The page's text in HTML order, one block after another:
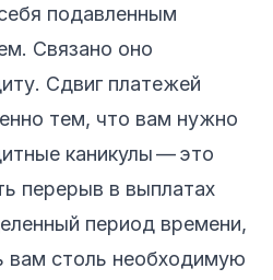
подавленным
Связано оно
Сдвиг платежей
тем, что вам нужно
каникулы — это
перерыв в выплатах
период времени,
вам столь необходимую